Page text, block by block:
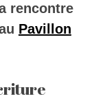
rencontre
Pavillon